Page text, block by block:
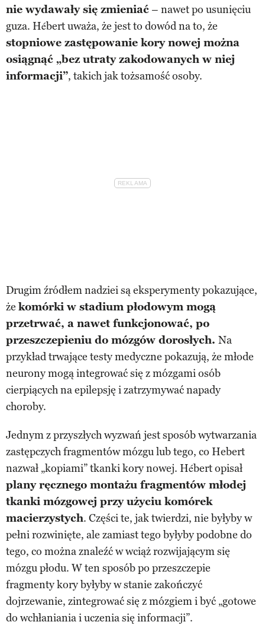
nie wydawały się zmieniać– nawet po usunięciu
guza. Hébert uważa, że jest to dowód na to, że
stopniowe zastępowanie kory nowej można
osiągnąć „bez utraty zakodowanych w niej
informacji”, takich jak tożsamość osoby.
Drugim źródłem nadziei są eksperymenty pokazujące,
że komórki w stadium płodowym mogą
przetrwać, a nawet funkcjonować, po
przeszczepieniu do mózgów dorosłych. Na
przykład trwające testy medyczne pokazują, że młode
neurony mogą integrować się z mózgami osób
cierpiących na epilepsję i zatrzymywać napady
choroby.
Jednym z przyszłych wyzwań jest sposób wytwarzania
zastępczych fragmentów mózgu lub tego, co Hebert
nazwał „kopiami” tkanki kory nowej. Hébert opisał
plany ręcznego montażu fragmentów młodej
tkanki mózgowej przy użyciu komórek
macierzystych. Części te, jak twierdzi, nie byłyby w
pełni rozwinięte, ale zamiast tego byłyby podobne do
tego, co można znaleźć w wciąż rozwijającym się
mózgu płodu. W ten sposób po przeszczepie
fragmenty kory byłyby w stanie zakończyć
dojrzewanie, zintegrować się z mózgiem i być „gotowe
do wchłaniania i uczenia się informacji”.